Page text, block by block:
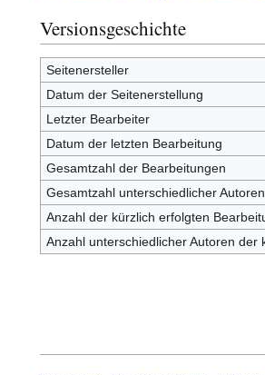
Versionsgeschichte
Seitenersteller
Datum der Seitenerstellung
Letzter Bearbeiter
Datum der letzten Bearbeitung
Gesamtzahl der Bearbeitungen
Gesamtzahl unterschiedlicher Autoren
Anzahl der kürzlich erfolgten
Anzahl unterschiedlicher Autoren der